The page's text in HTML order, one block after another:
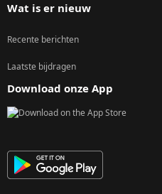
Wat is er nieuw
Recente berichten
Laatste bijdragen
Download onze App